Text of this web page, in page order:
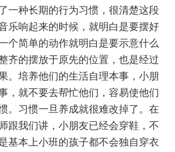
一种长期的行为习惯，很清楚这段
乐响起来的时候，就明白是要摆好
个简单的动作就明白是要示意什么
齐的摆放于原先的位置，也是经过
。培养他们的生活自理本事，小朋
，就不要去帮忙他们，容易使他们
。习惯一旦养成就很难改掉了。在
跟我们讲，小朋友已经会穿鞋，不
基本上小班的孩子都不会独自穿衣